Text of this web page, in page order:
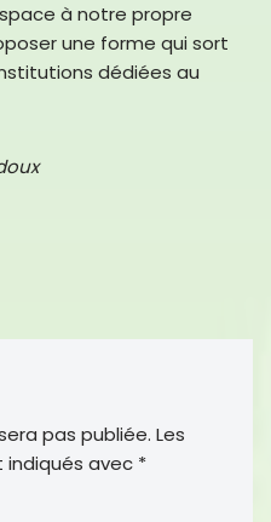
à notre propre
une forme qui sort
dédiées au
pas publiée. Les
avec *